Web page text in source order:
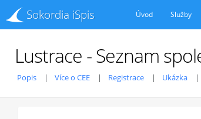
Sokordia iSpis Úvod Služby
Lustrace - Seznam
Popis Více o CEE Registrace Ukázka